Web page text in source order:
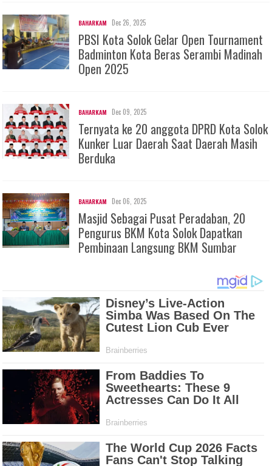
BAHARKAM Dec 26, 2025
PBSI Kota Solok Gelar Open Tournament
Badminton Kota Beras Serambi Madinah
Open 2025
BAHARKAM Dec 09, 2025
Ternyata ke 20 anggota DPRD Kota Solok
Kunker Luar Daerah Saat Daerah Masih
Berduka
BAHARKAM Dec 06, 2025
Masjid Sebagai Pusat Peradaban, 20
Pengurus BKM Kota Solok Dapatkan
Pembinaan Langsung BKM Sumbar